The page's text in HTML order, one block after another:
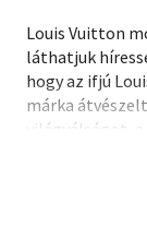
Louis Vuitton
láthatjuk
hogy az ifjú
márka
világválságot,